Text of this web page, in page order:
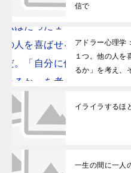
信で
アドラー心理学
１つ。他の人を
るか」を考え、
イライラするほ
一生の間に一人